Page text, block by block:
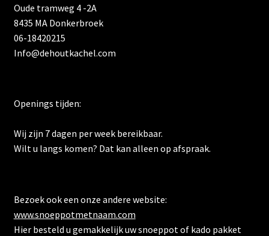
Oude tramweg 4 -2A
8435 MA Donkerbroek
06-18420215
Info@dehoutkachel.com
Openings tijden:
Wij zijn 7 dagen per week bereikbaar.
Wilt u langs komen? Dat kan alleen op afspraak.
Bezoek ook een onze andere website:
www.snoeppotmetnaam.com
Hier besteld u gemakkelijk uw snoeppot of kado pakket